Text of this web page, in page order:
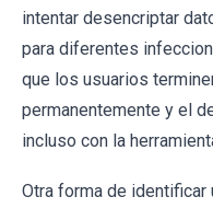
intentar desencriptar
para diferentes
que los usuarios
permanentemente y el
incluso con la
Otra forma de